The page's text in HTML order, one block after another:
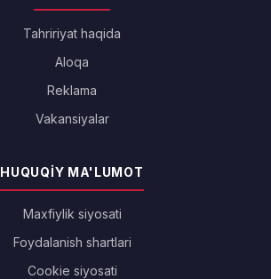
Tahririyat haqida
Aloqa
Reklama
Vakansiyalar
HUQUQIY MA'LUMOT
Maxfiylik siyosati
Foydalanish shartlari
Cookie siyosati